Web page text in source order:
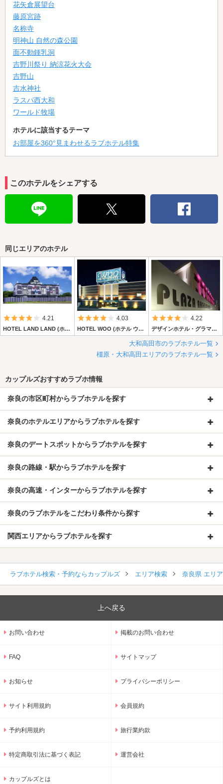
花矢倉展望台
藤原宮跡
名称寺
明神山 自然の森公園
面不動鍾乳洞
吉野川祭り 納涼花火大会
吉野山
吉水神社
ラスパ西大和
ワールド牧場
ホテルに該当するテーマ
お部屋を360°見まわせるラブホテル特集
このホテルをシェアする
同じエリアのホテル
5つ星のうち4
4.21
HOTEL LAND LAND (ホテル ランド ランド)
5つ星のうち4
4.03
HOTEL WOO (ホテル ウー)
5つ星のうち4
4.22
デザインホテル・グラマーラ【プラザアンジェログループ】
大和高田市のラブホテル一覧
橿原・大和高田エリアのラブホテル一覧
カップルズおすすめラブホ情報
奈良の市区町村からラブホテルを探す
奈良のホテルエリアからラブホテルを探す
奈良のデートスポットからラブホテルを探す
奈良の路線・駅からラブホテルを探す
奈良の高速・インターからラブホテルを探す
奈良のラブホテルをこだわり条件から探す
関西エリアからラブホテルを探す
ラブホテル検索・予約ならカップルズ エリア検索 奈良県 エリ
上へ戻る
お問い合わせ 掲載のお問い合わせ
FAQ サイトマップ
お知らせ プライバシーポリシー
サイト利用規約 会員規約
予約利用規約 旅行業約款
特定商取引法に基づく表記 運営会社
カップルズとは